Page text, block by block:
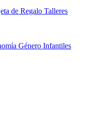
de Regalo Talleres
Género Infantiles